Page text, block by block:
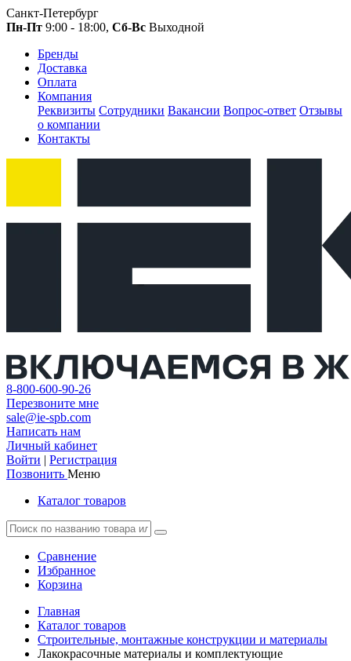
Санкт-Петербург
Пн-Пт 9:00 - 18:00, Сб-Вс Выходной
Бренды
Доставка
Оплата
Компания
Реквизиты Сотрудники Вакансии Вопрос-ответ Отзывы
о компании
Контакты
8-800-600-90-26
Перезвоните мне
sale@ie-spb.com
Написать нам
Личный кабинет
Войти | Регистрация
Позвонить Меню
Каталог товаров
Сравнение
Избранное
Корзина
Главная
Каталог товаров
Строительные, монтажные конструкции и материалы
Лакокрасочные материалы и комплектующие